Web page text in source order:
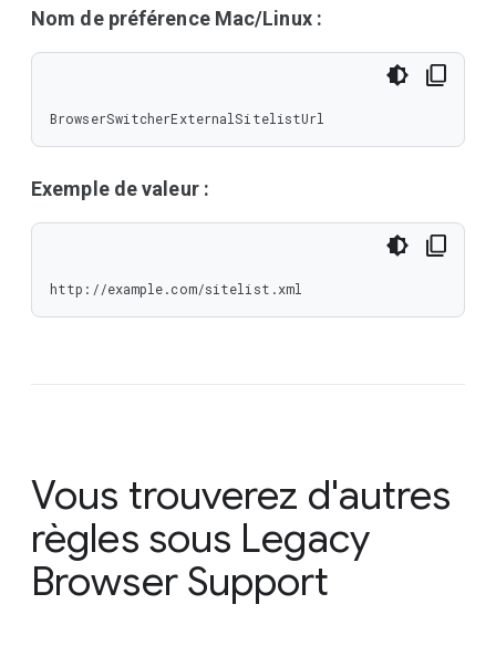
Nom de préférence Mac/Linux :
BrowserSwitcherExternalSitelistUrl
Exemple de valeur :
http://example.com/sitelist.xml
Vous trouverez d'autres
règles sous Legacy
Browser Support